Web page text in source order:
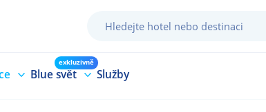
Blue svět
exkluzivně
Služby